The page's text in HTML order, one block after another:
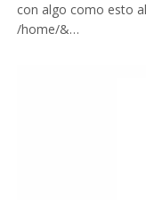
con algo como esto
/home/&…